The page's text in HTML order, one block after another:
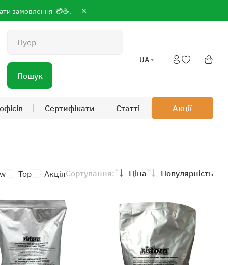
замовлення 💳☕.
UA
7
Пошук
Cертифікати Статті Акції
Top АкціяСортування: Ціна Популярність